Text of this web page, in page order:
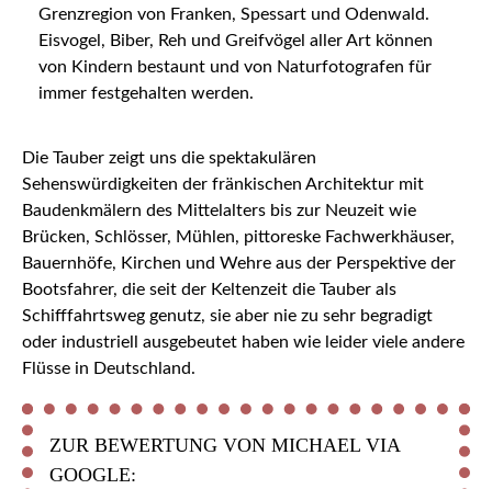
Grenzregion von Franken, Spessart und Odenwald.
Eisvogel, Biber, Reh und Greifvögel aller Art können
von Kindern bestaunt und von Naturfotografen für
immer festgehalten werden.
Die Tauber zeigt uns die spektakulären
Sehenswürdigkeiten der fränkischen Architektur mit
Baudenkmälern des Mittelalters bis zur Neuzeit wie
Brücken, Schlösser, Mühlen, pittoreske Fachwerkhäuser,
Bauernhöfe, Kirchen und Wehre aus der Perspektive der
Bootsfahrer, die seit der Keltenzeit die Tauber als
Schifffahrtsweg genutz, sie aber nie zu sehr begradigt
oder industriell ausgebeutet haben wie leider viele andere
Flüsse in Deutschland.
ZUR BEWERTUNG VON MICHAEL VIA
GOOGLE: